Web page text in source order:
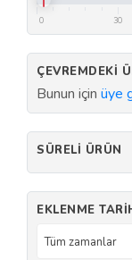
0 30
ÇEVREMDEKI
Bunun için üye
SÜRELI ÜRÜN
EKLENME
Tüm zamanlar